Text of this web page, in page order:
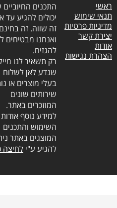
ראשי
תנאי שימוש
מדיניות פרטיות
יצירת קשר
אודות
הצהרת נגישות
התכנים החיוביים
יכולים להגיע עד
זה שווה. זה בחינם
ואנחנו מבטיחים
להגזים.
רק תשאיר לנו
שנדע לאן לשלוח
בעלי מוצרים או
שירותים שונים
המוזכרים באתר.
למידע נוסף אודות
השימוש והתכנים
המוצגים באתר
להגיע ע"ילחיצה